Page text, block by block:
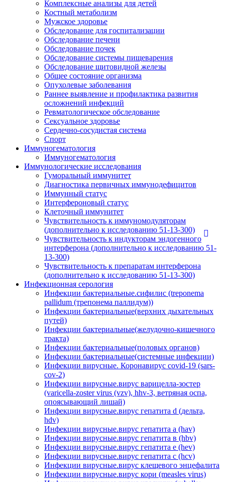
Комплексные анализы для детей
Костный метаболизм
Мужское здоровье
Обследование для госпитализации
Обследование печени
Обследование почек
Обследование системы пищеварения
Обследование щитовидной железы
Общее состояние организма
Опухолевые заболевания
Раннее выявление и профилактика развития
осложнений инфекций
Ревматологическое обследование
Сексуальное здоровье
Сердечно-сосудистая система
Спорт
Иммуногематология
Иммуногематология
Иммунологические исследования
Гуморальный иммунитет
Диагностика первичных иммунодефицитов
Иммунный статус
Интерфероновый статус
Клеточный иммунитет
Чувствительность к иммуномодуляторам
(дополнительно к исследованию 51-13-300)
Чувствительность к индукторам эндогенного
интерферона (дополнительно к исследованию 51-
13-300)
Чувствительность к препаратам интерферона
(дополнительно к исследованию 51-13-300)
Инфекционная серология
Инфекции бактериальные.сифилис (treponema
pallidum (трепонема паллидум))
Инфекции бактериальные(верхних дыхательных
путей)
Инфекции бактериальные(желудочно-кишечного
тракта)
Инфекции бактериальные(половых органов)
Инфекции бактериальные(системные инфекции)
Инфекции вирусные. Коронавирус covid-19 (sars-
cov-2)
Инфекции вирусные.вирус варицелла-зостер
(varicella-zoster virus (vzv), hhv-3, ветряная оспа,
опоясывающий лишай)
Инфекции вирусные.вирус гепатита d (дельта,
hdv)
Инфекции вирусные.вирус гепатита а (hav)
Инфекции вирусные.вирус гепатита в (hbv)
Инфекции вирусные.вирус гепатита е (hev)
Инфекции вирусные.вирус гепатита с (hcv)
Инфекции вирусные.вирус клещевого энцефалита
Инфекции вирусные.вирус кори (measles virus)